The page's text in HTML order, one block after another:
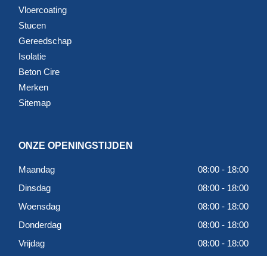
Twijfel je welk gereedschap het beste past bij jouw klus?
Neem gerust contact op met RBMB voor advies op maat.
Zo weet je zeker dat je met de juiste tools aan de slag gaat.
Vloercoating
Stucen
Gereedschap
Isolatie
Beton Cire
Merken
Sitemap
ONZE OPENINGSTIJDEN
Maandag
08:00 - 18:00
Dinsdag
08:00 - 18:00
Woensdag
08:00 - 18:00
Donderdag
08:00 - 18:00
Vrijdag
08:00 - 18:00